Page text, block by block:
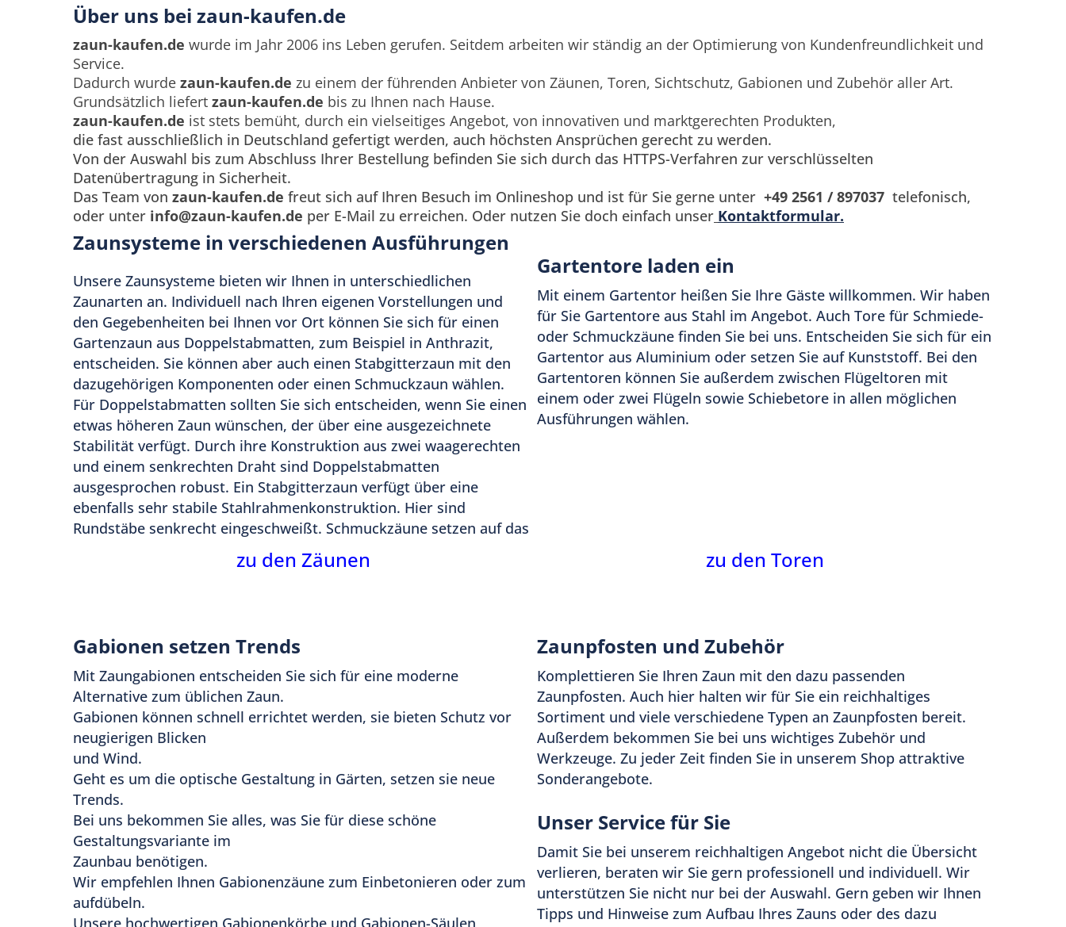
Über uns bei zaun-kaufen.de
zaun-kaufen.de wurde im Jahr 2006 ins Leben gerufen. Seitdem arbeiten wir ständig an der Optimierung von Kundenfreundlichkeit und
Service.
Dadurch wurde zaun-kaufen.de zu einem der führenden Anbieter von Zäunen, Toren, Sichtschutz, Gabionen und Zubehör aller Art.
Grundsätzlich liefert zaun-kaufen.de bis zu Ihnen nach Hause.
zaun-kaufen.de ist stets bemüht, durch ein vielseitiges Angebot, von innovativen und marktgerechten Produkten,
die fast ausschließlich in Deutschland gefertigt werden, auch höchsten Ansprüchen gerecht zu werden.
Von der Auswahl bis zum Abschluss Ihrer Bestellung befinden Sie sich durch das HTTPS-Verfahren zur verschlüsselten
Datenübertragung in Sicherheit.
Das Team von zaun-kaufen.de freut sich auf Ihren Besuch im Onlineshop und ist für Sie gerne unter +49 2561 / 897037 telefonisch,
oder unter info@zaun-kaufen.de per E-Mail zu erreichen. Oder nutzen Sie doch einfach unser Kontaktformular.
Herzliche Grüße vom gesamten Team vonzaun-kaufen.de
Zaunsysteme in verschiedenen Ausführungen
Unsere Zaunsysteme bieten wir Ihnen in unterschiedlichen
Zaunarten an. Individuell nach Ihren eigenen Vorstellungen und
den Gegebenheiten bei Ihnen vor Ort können Sie sich für einen
Gartenzaun aus Doppelstabmatten, zum Beispiel in Anthrazit,
entscheiden. Sie können aber auch einen Stabgitterzaun mit den
dazugehörigen Komponenten oder einen Schmuckzaun wählen.
Für Doppelstabmatten sollten Sie sich entscheiden, wenn Sie einen
etwas höheren Zaun wünschen, der über eine ausgezeichnete
Stabilität verfügt. Durch ihre Konstruktion aus zwei waagerechten
und einem senkrechten Draht sind Doppelstabmatten
ausgesprochen robust. Ein Stabgitterzaun verfügt über eine
ebenfalls sehr stabile Stahlrahmenkonstruktion. Hier sind
Rundstäbe senkrecht eingeschweißt. Schmuckzäune setzen auf das
ästhetische Element bei der Einfriedung von Grundstücken. Neben
ihrer außergewöhnlichen Optik bieten wir Ihnen mit unseren
Gartentore laden ein
Mit einem Gartentor heißen Sie Ihre Gäste willkommen. Wir haben
für Sie Gartentore aus Stahl im Angebot. Auch Tore für Schmiede-
oder Schmuckzäune finden Sie bei uns. Entscheiden Sie sich für ein
Gartentor aus Aluminium oder setzen Sie auf Kunststoff. Bei den
Gartentoren können Sie außerdem zwischen Flügeltoren mit
einem oder zwei Flügeln sowie Schiebetore in allen möglichen
Ausführungen wählen.
Gabionen setzen Trends
Mit Zaungabionen entscheiden Sie sich für eine moderne
Alternative zum üblichen Zaun.
Gabionen können schnell errichtet werden, sie bieten Schutz vor
neugierigen Blicken
und Wind.
Geht es um die optische Gestaltung in Gärten, setzen sie neue
Trends.
Bei uns bekommen Sie alles, was Sie für diese schöne
Gestaltungsvariante im
Zaunbau benötigen.
Wir empfehlen Ihnen Gabionenzäune zum Einbetonieren oder zum
aufdübeln.
Unsere hochwertigen Gabionenkörbe und Gabionen-Säulen
Zaunpfosten und Zubehör
Komplettieren Sie Ihren Zaun mit den dazu passenden
Zaunpfosten. Auch hier halten wir für Sie ein reichhaltiges
Sortiment und viele verschiedene Typen an Zaunpfosten bereit.
Außerdem bekommen Sie bei uns wichtiges Zubehör und
Werkzeuge. Zu jeder Zeit finden Sie in unserem Shop attraktive
Sonderangebote.
Unser Service für Sie
Damit Sie bei unserem reichhaltigen Angebot nicht die Übersicht
verlieren, beraten wir Sie gern professionell und individuell. Wir
unterstützen Sie nicht nur bei der Auswahl. Gern geben wir Ihnen
Tipps und Hinweise zum Aufbau Ihres Zauns oder des dazu
zu den Zäunen zu den Toren